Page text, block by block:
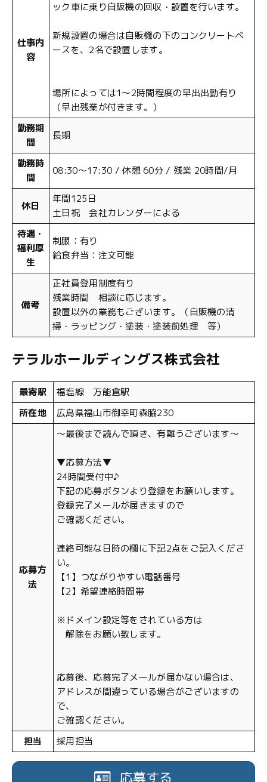
仕事内
容
ック車に乗り自販機の回収・設置を行います。
新規設置の場合は自販機の下のコンクリートベ
ースを、2名で設置します。
場所によっては1～2時間程度の早出出勤有り
（早出残業が付きます。）
勤務期
間
長期
勤務時
間
08:30～17:30 / 休憩 60分 / 残業 20時間/月
休日
年間125日
土日祝 会社カレンダーによる
待遇・
福利厚
生
制服：有り
給食弁当：注文可能
備考
正社員登用制度有り
残業時間 相談に応じます。
設置以外の業務もございます。（自販機の清
掃・ラッピング・塗装・塗装前処理 等）
テラルホールディングス株式会社
最寄駅
福塩線 万能倉駅
所在地
広島県福山市御幸町森脇230
応募方
法
〜最後まで読んで頂き、有難うございます〜
▼応募方法▼
24時間受付中♪
下記の応募ボタンより登録をお願いします。
登録完了メールが届きますので
ご確認ください。
連絡可能な日時の欄に下記2点をご記入くださ
い。
【1】つながりやすい電話番号
【2】希望連絡時間帯
※ドメイン設定等をされている方は
解除をお願い致します。
応募後、応募完了メールが届かない場合は、
アドレスが間違っている場合がございますの
で、
ご確認ください。
担当
採用担当
応募する